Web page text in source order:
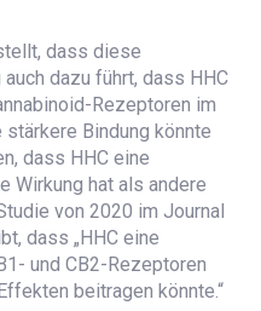
dass diese
dazu führt, dass HHC
Rezeptoren im
stärkere Bindung könnte
dass HHC eine
Wirkung hat als andere
von 2020 im Journal
dass „HHC eine
und CB2-Rezeptoren
beitragen könnte.“